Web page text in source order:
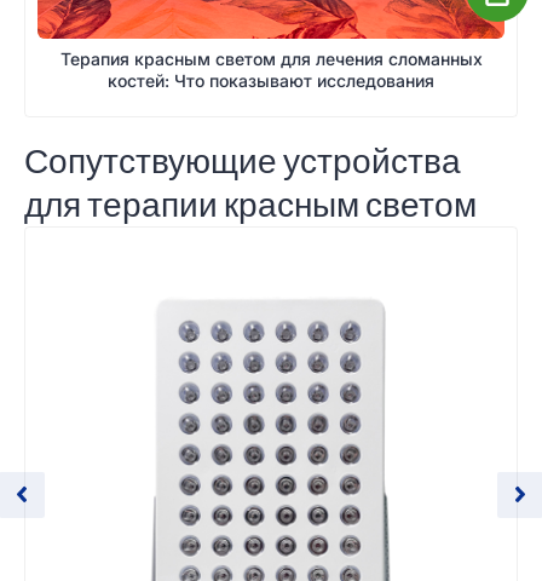
Терапия красным светом для лечения сломанных
костей: Что показывают исследования
Сопутствующие устройства
для терапии красным светом